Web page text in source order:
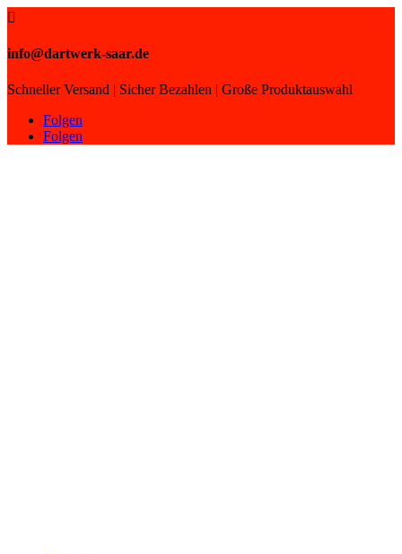

info@dartwerk-saar.de
Schneller Versand | Sicher Bezahlen | Große Produktauswahl
Folgen
Folgen